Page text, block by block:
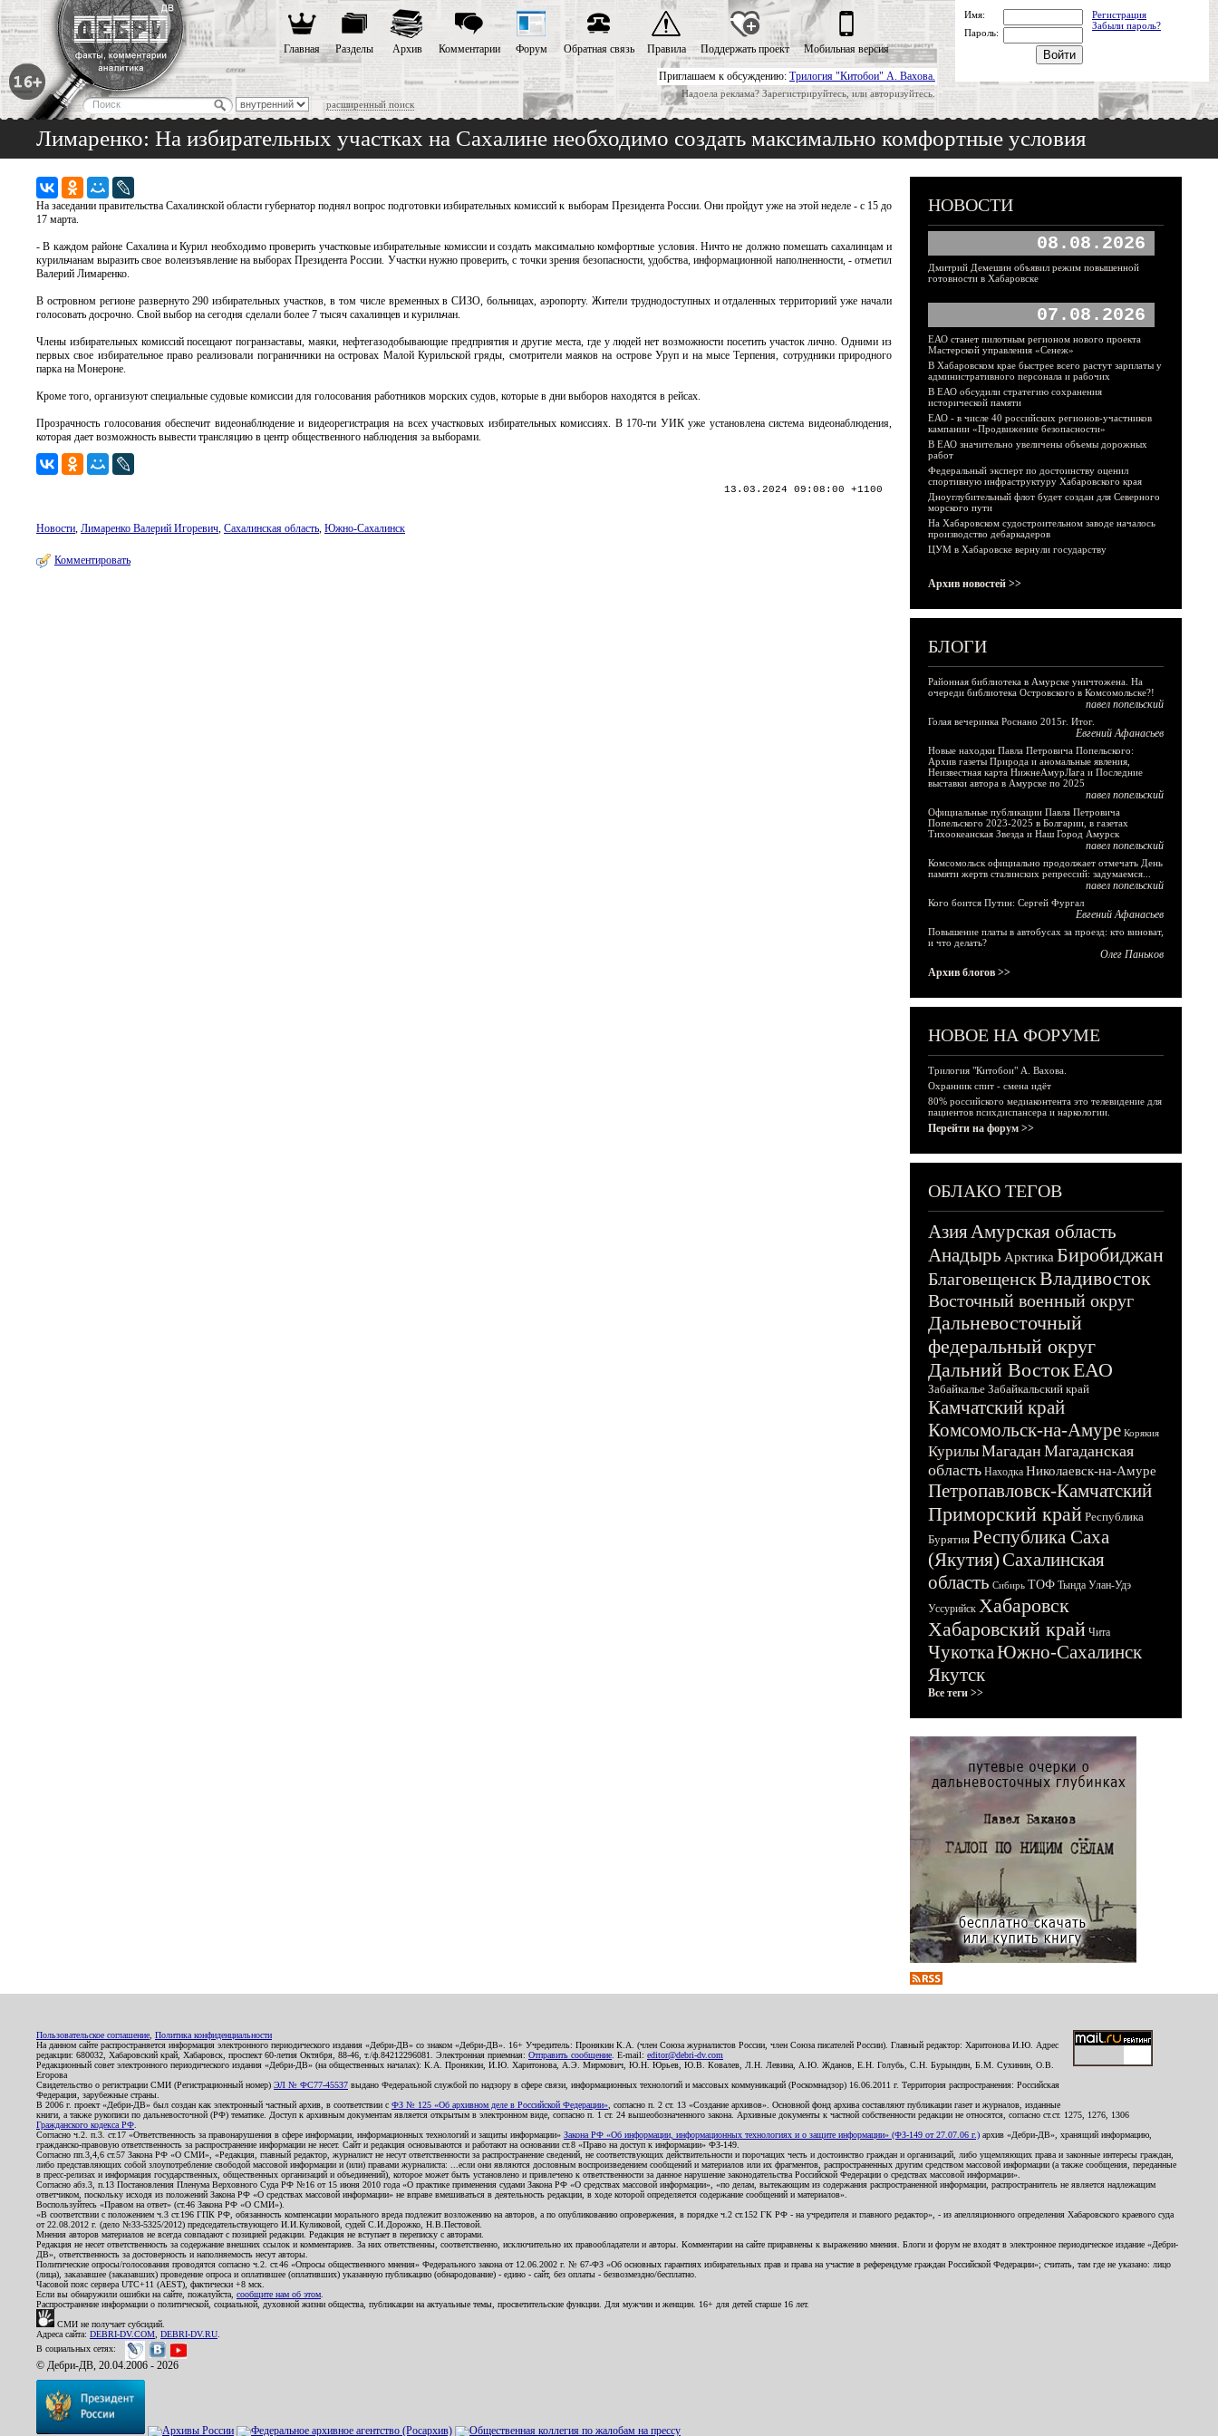
Приглашаем к обсуждению: Трилогия "Китобои" А. Вахова.
Надоела реклама? Зарегистрируйтесь, или авторизуйтесь.
расширенный поиск
Главная Разделы Архив Комментарии Форум Обратная связь Правила Поддержать проект Мобильная версия
Имя:
Регистрация
Забыли пароль?
Пароль:
Лимаренко: На избирательных участках на Сахалине необходимо создать максимально комфортные условия
На заседании правительства Сахалинской области губернатор поднял вопрос подготовки избирательных комиссий к выборам Президента России. Они пройдут уже на этой неделе - с 15 до
17 марта.
- В каждом районе Сахалина и Курил необходимо проверить участковые избирательные комиссии и создать максимально комфортные условия. Ничто не должно помешать сахалинцам и
курильчанам выразить свое волеизъявление на выборах Президента России. Участки нужно проверить, с точки зрения безопасности, удобства, информационной наполненности, - отметил
Валерий Лимаренко.
В островном регионе развернуто 290 избирательных участков, в том числе временных в СИЗО, больницах, аэропорту. Жители труднодоступных и отдаленных территориий уже начали
голосовать досрочно. Свой выбор на сегодня сделали более 7 тысяч сахалинцев и курильчан.
Члены избирательных комиссий посещают погранзаставы, маяки, нефтегазодобывающие предприятия и другие места, где у людей нет возможности посетить участок лично. Одними из
первых свое избирательное право реализовали пограничники на островах Малой Курильской гряды, смотрители маяков на острове Уруп и на мысе Терпения, сотрудники природного
парка на Монероне.
Кроме того, организуют специальные судовые комиссии для голосования работников морских судов, которые в дни выборов находятся в рейсах.
Прозрачность голосования обеспечит видеонаблюдение и видеорегистрация на всех участковых избирательных комиссиях. В 170-ти УИК уже установлена система видеонаблюдения,
которая дает возможность вывести трансляцию в центр общественного наблюдения за выборами.
13.03.2024 09:08:00 +1100
Новости, Лимаренко Валерий Игоревич, Сахалинская область, Южно-Сахалинск
Комментировать
НОВОСТИ
08.08.2026
Дмитрий Демешин объявил режим повышенной
готовности в Хабаровске
07.08.2026
ЕАО станет пилотным регионом нового проекта
Мастерской управления «Сенеж»
В Хабаровском крае быстрее всего растут зарплаты у
административного персонала и рабочих
В ЕАО обсудили стратегию сохранения
исторической памяти
ЕАО - в числе 40 российских регионов-участников
кампании «Продвижение безопасности»
В ЕАО значительно увеличены объемы дорожных
работ
Федеральный эксперт по достоинству оценил
спортивную инфраструктуру Хабаровского края
Дноуглубительный флот будет создан для Северного
морского пути
На Хабаровском судостроительном заводе началось
производство дебаркадеров
ЦУМ в Хабаровске вернули государству
Архив новостей >>
БЛОГИ
Районная библиотека в Амурске уничтожена. На
очереди библиотека Островского в Комсомольске?!
павел попельский
Голая вечеринка Роснано 2015г. Итог.
Евгений Афанасьев
Новые находки Павла Петровича Попельского:
Архив газеты Природа и аномальные явления,
Неизвестная карта НижнеАмурЛага и Последние
выставки автора в Амурске по 2025
павел попельский
Официальные публикации Павла Петровича
Попельского 2023-2025 в Болгарии, в газетах
Тихоокеанская Звезда и Наш Город Амурск
павел попельский
Комсомольск официально продолжает отмечать День
памяти жертв сталинских репрессий: задумаемся...
павел попельский
Кого боится Путин: Сергей Фургал
Евгений Афанасьев
Повышение платы в автобусах за проезд: кто виноват,
и что делать?
Олег Паньков
Архив блогов >>
НОВОЕ НА ФОРУМЕ
Трилогия "Китобои" А. Вахова.
Охранник спит - смена идёт
80% российского медиаконтента это телевидение для
пациентов психдиспансера и наркологии.
Перейти на форум >>
ОБЛАКО ТЕГОВ
АзияАмурская область
Анадырь Арктика Биробиджан
БлаговещенскВладивосток
Восточный военный округ
Дальневосточный
федеральный округ
Дальний ВостокЕАО
Забайкалье Забайкальский край
Камчатский край
Комсомольск-на-Амуре Корякия
КурилыМагадан Магаданская
область Находка Николаевск-на-Амуре
Петропавловск-Камчатский
Приморский край Республика
Бурятия Республика Саха
(Якутия)Сахалинская
область Сибирь ТОФ Тында Улан-Удэ
Уссурийск Хабаровск
Хабаровский край Чита
ЧукоткаЮжно-Сахалинск
Якутск
Все теги >>
Пользовательское соглашение Политика конфиденциальности
На данном сайте распространяется информация электронного периодического издания «Дебри-ДВ» со знаком «Дебри-ДВ». 16+ Учредитель: Пронякин К.А. (член Союза журналистов России, член Союза писателей России). Главный редактор: Харитонова И.Ю. Адрес
редакции: 680032, Хабаровский край, Хабаровск, проспект 60-летия Октября, 88-46, т./ф.84212296081. Электронная приемная: Отправить сообщение . E-mail: editor@debri-dv.com
Редакционный совет электронного периодического издания «Дебри-ДВ» (на общественных началах): К.А. Пронякин, И.Ю. Харитонова, А.Э. Мирмович, Ю.Н. Юрьев, Ю.В. Ковалев, Л.Н. Левина, А.Ю. Жданов, Е.Н. Голубь, С.Н. Бурындин, Б.М. Сухинин, О.В.
Егорова
Свидетельство о регистрации СМИ (Регистрационный номер) ЭЛ № ФС77-45537 выдано Федеральной службой по надзору в сфере связи, информационных технологий и массовых коммуникаций (Роскомнадзор) 16.06.2011 г. Территория распространения: Российская
Федерация, зарубежные страны.
В 2006 г. проект «Дебри-ДВ» был создан как электронный частный архив, в соответствии с ФЗ № 125 «Об архивном деле в Российской Федерации» , согласно п. 2 ст. 13 «Создание архивов». Основной фонд архива составляют публикации газет и журналов, изданные
книги, а также рукописи по дальневосточной (РФ) тематике. Доступ к архивным документам является открытым в электронном виде, согласно п. 1 ст. 24 вышеобозначенного закона. Архивные документы к частной собственности редакции не относятся, согласно ст.ст. 1275, 1276, 1306
Гражданского кодекса РФ
Согласно ч.2. п.3. ст.17 «Ответственность за правонарушения в сфере информации, информационных технологий и защиты информации» Закона РФ «Об информации, информационных технологиях и о защите информации» (ФЗ-149 от 27.07.06 г.) архив «Дебри-ДВ», хранящий информацию,
гражданско-правовую ответственность за распространение информации не несет. Сайт и редакция основываются и работают на основании ст.8 «Право на доступ к информации» ФЗ-149.
Согласно пп.3,4,6 ст.57 Закона РФ «О СМИ», «Редакция, главный редактор, журналист не несут ответственности за распространение сведений, не соответствующих действительности и порочащих честь и достоинство граждан и организаций, либо ущемляющих права и законные интересы граждан,
либо представляющих собой злоупотребление свободой массовой информации и (или) правами журналиста: ...если они являются дословным воспроизведением сообщений и материалов или их фрагментов, распространенных другим средством массовой информации (а также сообщения, переданные
в пресс-релизах и информация государственных, общественных организаций и объединений), которое может быть установлено и привлечено к ответственности за данное нарушение законодательства Российской Федерации о средствах массовой информации».
Согласно абз.3, п.13 Постановления Пленума Верховного Суда РФ №16 от 15 июня 2010 года «О практике применения судами Закона РФ «О средствах массовой информации», «по делам, вытекающим из содержания распространенной информации, распространитель не является надлежащим
ответчиком, поскольку исходя из положений Закона РФ «О средствах массовой информации» не вправе вмешиваться в деятельность редакции, в ходе которой определяется содержание сообщений и материалов».
Воспользуйтесь «Правом на ответ» (ст.46 Закона РФ «О СМИ»).
«В соответствии с положением ч.3 ст.196 ГПК РФ, обязанность компенсации морального вреда подлежит возложению на авторов, а по опубликованию опровержения, в порядке ч.2 ст.152 ГК РФ - на учредителя и главного редактор», - из апелляционного определения Хабаровского краевого суда
от 22.08.2012 г. (дело №33-5325/2012) председательствующего И.И.Куликовой, судей С.И.Дорожко, Н.В.Пестовой.
Мнения авторов материалов не всегда совпадают с позицией редакции. Редакция не вступает в переписку с авторами.
Редакция не несет ответственность за содержание внешних ссылок и комментариев. За них ответственны, соответственно, исключительно их правообладатели и авторы. Комментарии на сайте приравнены к выражению мнения. Блоги и форум не входят в электронное периодическое издание «Дебри-
ДВ», ответственность за достоверность и наполняемость несут авторы.
Политические опросы/голосования проводятся согласно ч.2. ст.46 «Опросы общественного мнения» Федерального закона от 12.06.2002 г. № 67-ФЗ «Об основных гарантиях избирательных прав и права на участие в референдуме граждан Российской Федерации»; считать, там где не указано: лицо
(лица), заказавшее (заказавших) проведение опроса и оплатившее (оплативших) указанную публикацию (обнародование) - едино - сайт, без оплаты - безвозмездно/бесплатно.
Часовой пояс сервера UTC+11 (AEST), фактически +8 мск.
Если вы обнаружили ошибки на сайте, пожалуйста, сообщите нам об этом
Распространение информации о политической, социальной, духовной жизни общества, публикации на актуальные темы, просветительские функции. Для мужчин и женщин. 16+ для детей старше 16 лет.
СМИ не получает субсидий.
Адреса сайта: DEBRI-DV.COM DEBRI-DV.RU
В социальных сетях:
© Дебри-ДВ, 20.04.2006 - 2026